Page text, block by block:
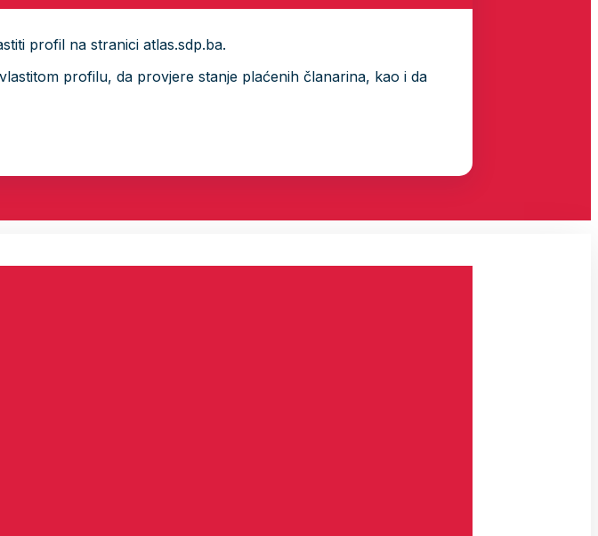
profil na stranici atlas.sdp.ba.
profilu, da provjere stanje plaćenih članarina, kao i da